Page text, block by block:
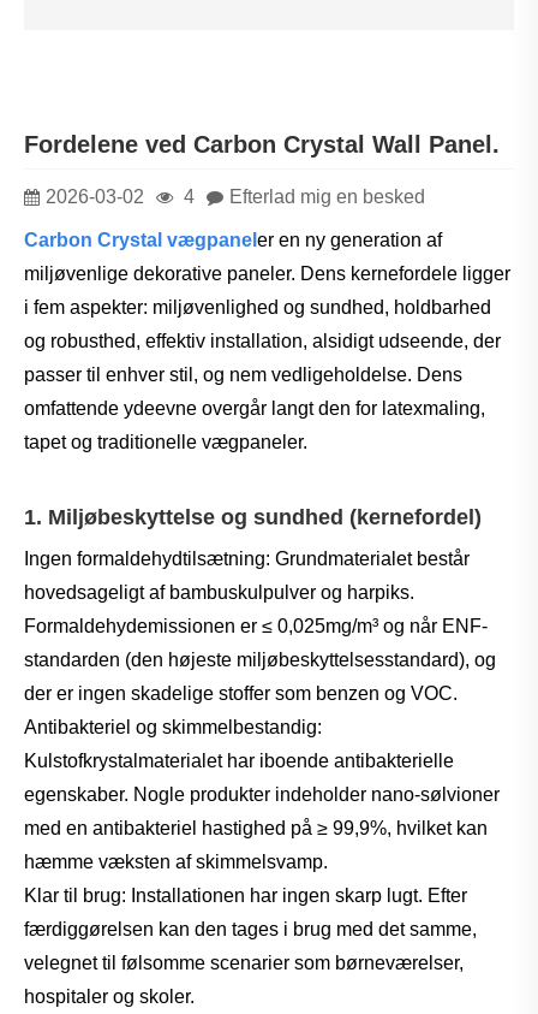
Fordelene ved Carbon Crystal Wall Panel.
2026-03-02 4 Efterlad mig en besked
Carbon Crystal vægpanel er en ny generation af
miljøvenlige dekorative paneler. Dens kernefordele ligger
i fem aspekter: miljøvenlighed og sundhed, holdbarhed
og robusthed, effektiv installation, alsidigt udseende, der
passer til enhver stil, og nem vedligeholdelse. Dens
omfattende ydeevne overgår langt den for latexmaling,
tapet og traditionelle vægpaneler.
1. Miljøbeskyttelse og sundhed (kernefordel)
Ingen formaldehydtilsætning: Grundmaterialet består
hovedsageligt af bambuskulpulver og harpiks.
Formaldehydemissionen er ≤ 0,025mg/m³ og når ENF-
standarden (den højeste miljøbeskyttelsesstandard), og
der er ingen skadelige stoffer som benzen og VOC.
Antibakteriel og skimmelbestandig:
Kulstofkrystalmaterialet har iboende antibakterielle
egenskaber. Nogle produkter indeholder nano-sølvioner
med en antibakteriel hastighed på ≥ 99,9%, hvilket kan
hæmme væksten af ​​skimmelsvamp.
Klar til brug: Installationen har ingen skarp lugt. Efter
færdiggørelsen kan den tages i brug med det samme,
velegnet til følsomme scenarier som børneværelser,
hospitaler og skoler.